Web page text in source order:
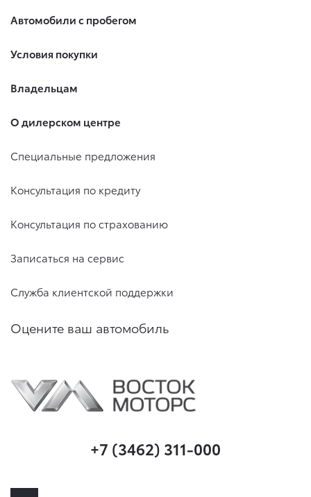
Автомобили с пробегом
Условия покупки
Владельцам
О дилерском центре
Специальные предложения
Консультация по кредиту
Консультация по страхованию
Записаться на сервис
Служба клиентской поддержки
Оцените ваш автомобиль
+7 (3462) 311-000